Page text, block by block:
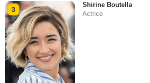
3
Shirine Boutella
Actrice